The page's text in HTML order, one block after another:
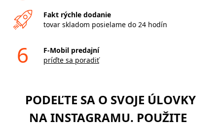
Fakt rýchle dodanie
tovar skladom posielame do 24 hodín
6
F-Mobil predajní
príďte sa poradiť
PODEĽTE SA O SVOJE ÚLOVKY
NA INSTAGRAMU. POUŽITE